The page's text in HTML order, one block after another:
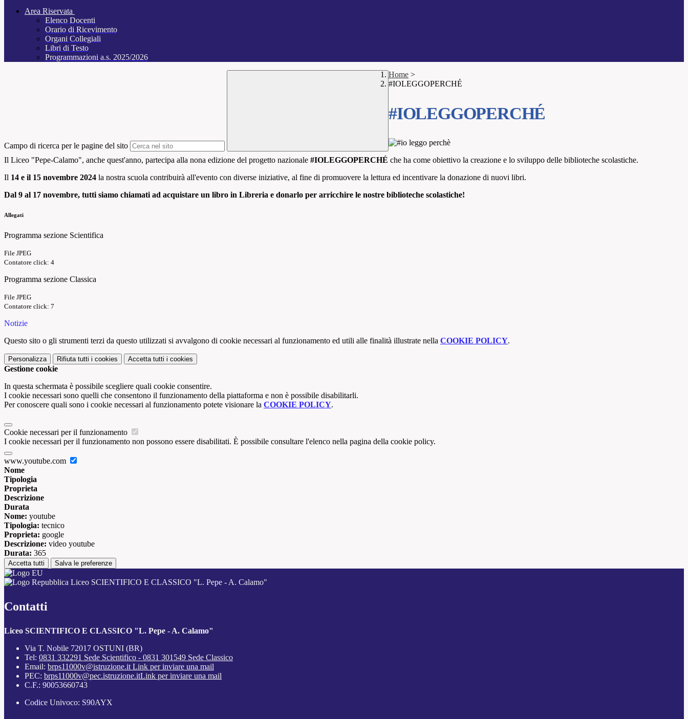
Area Riservata
Elenco Docenti
Orario di Ricevimento
Organi Collegiali
Libri di Testo
Programmazioni a.s. 2025/2026
Campo di ricerca per le pagine del sito
Home >
#IOLEGGOPERCHÉ
#IOLEGGOPERCHÉ
Il Liceo "Pepe-Calamo", anche quest'anno, partecipa alla nona edizione del progetto nazionale #IOLEGGOPERCHÉ che ha come obiettivo la creazione e lo sviluppo delle biblioteche scolastiche.
Il 14 e il 15 novembre 2024 la nostra scuola contribuirà all'evento con diverse iniziative, al fine di promuovere la lettura ed incentivare la donazione di nuovi libri.
Dal 9 al 17 novembre, tutti siamo chiamati ad acquistare un libro in Libreria e donarlo per arricchire le nostre biblioteche scolastiche!
Allegati
Programma sezione Scientifica
File JPEG
Contatore click: 4
Programma sezione Classica
File JPEG
Contatore click: 7
Notizie
Questo sito o gli strumenti terzi da questo utilizzati si avvalgono di cookie necessari al funzionamento ed utili alle finalità illustrate nella COOKIE POLICY.
Personalizza Rifiuta tutti i cookies Accetta tutti i cookies
Gestione cookie
In questa schermata è possibile scegliere quali cookie consentire.
I cookie necessari sono quelli che consentono il funzionamento della piattaforma e non è possibile disabilitarli.
Per conoscere quali sono i cookie necessari al funzionamento potete visionare la COOKIE POLICY.
Cookie necessari per il funzionamento
I cookie necessari per il funzionamento non possono essere disabilitati. È possibile consultare l'elenco nella pagina della cookie policy.
www.youtube.com
Nome
Tipologia
Proprieta
Descrizione
Durata
Nome: youtube
Tipologia: tecnico
Proprieta: google
Descrizione: video youtube
Durata: 365
Accetta tutti Salva le preferenze
Liceo SCIENTIFICO E CLASSICO "L. Pepe - A. Calamo"
Contatti
Liceo SCIENTIFICO E CLASSICO "L. Pepe - A. Calamo"
Via T. Nobile 72017 OSTUNI (BR)
Tel: 0831 332291 Sede Scientifico - 0831 301549 Sede Classico
Email: brps11000v@istruzione.it Link per inviare una mail
PEC: brps11000v@pec.istruzione.itLink per inviare una mail
C.F.: 90053660743
Codice Univoco: S90AYX